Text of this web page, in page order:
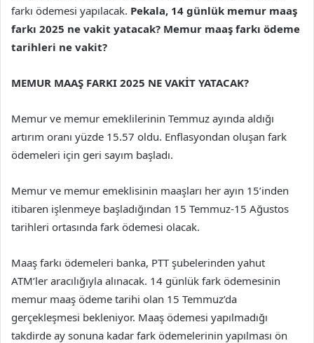
farkı ödemesi yapılacak. Pekala, 14 günlük memur maaş
farkı 2025 ne vakit yatacak? Memur maaş farkı ödeme
tarihleri ne vakit?
MEMUR MAAŞ FARKI 2025 NE VAKİT YATACAK?
Memur ve memur emeklilerinin Temmuz ayında aldığı
artırım oranı yüzde 15.57 oldu. Enflasyondan oluşan fark
ödemeleri için geri sayım başladı.
Memur ve memur emeklisinin maaşları her ayın 15’inden
itibaren işlenmeye başladığından 15 Temmuz-15 Ağustos
tarihleri ortasında fark ödemesi olacak.
Maaş farkı ödemeleri banka, PTT şubelerinden yahut
ATM’ler aracılığıyla alınacak. 14 günlük fark ödemesinin
memur maaş ödeme tarihi olan 15 Temmuz’da
gerçekleşmesi bekleniyor. Maaş ödemesi yapılmadığı
takdirde ay sonuna kadar fark ödemelerinin yapılması ön